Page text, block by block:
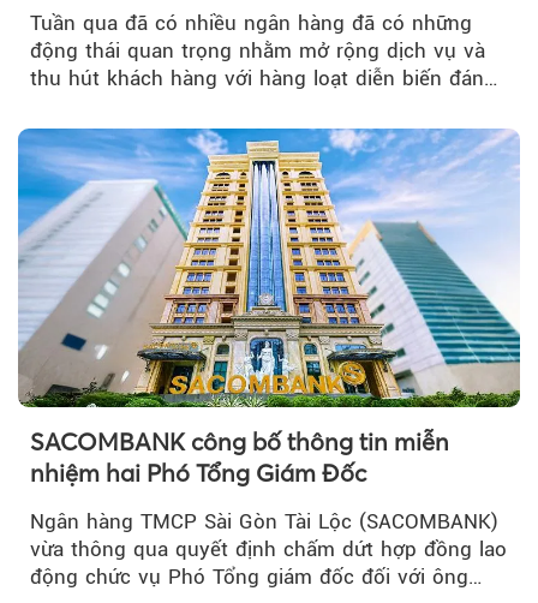
Tuần qua đã có nhiều ngân hàng đã có những
động thái quan trọng nhằm mở rộng dịch vụ và
thu hút khách hàng với hàng loạt diễn biến đáng
SACOMBANK công bố thông tin miễn
nhiệm hai Phó Tổng Giám Đốc
Ngân hàng TMCP Sài Gòn Tài Lộc (SACOMBANK)
vừa thông qua quyết định chấm dứt hợp đồng lao
động chức vụ Phó Tổng giám đốc đối với ông